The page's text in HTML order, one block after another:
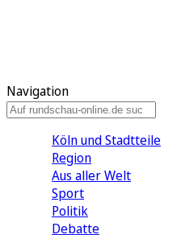
Navigation
Köln und Stadtteile
Region
Aus aller Welt
Sport
Politik
Debatte